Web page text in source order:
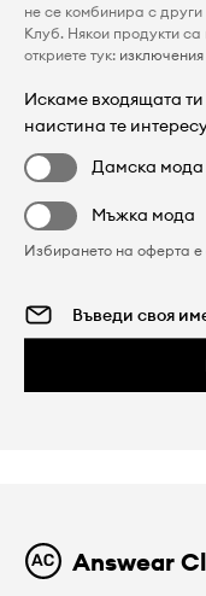
не се комбинира с
Клуб. Някои продукти
откриете тук:
Искаме входящата
наистина те
Дамска мода
Мъжка мода
Избирането на оферта
Answear